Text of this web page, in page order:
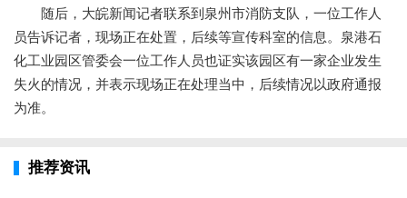
随后，大皖新闻记者联系到泉州市消防支队，一位工作人
员告诉记者，现场正在处置，后续等宣传科室的信息。泉港石
化工业园区管委会一位工作人员也证实该园区有一家企业发生
失火的情况，并表示现场正在处理当中，后续情况以政府通报
为准。
推荐资讯